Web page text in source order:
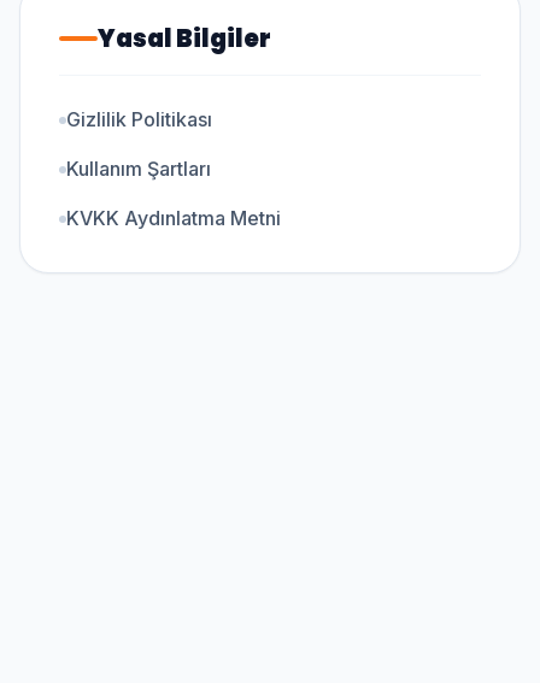
Yasal Bilgiler
Gizlilik Politikası
Kullanım Şartları
KVKK Aydınlatma Metni